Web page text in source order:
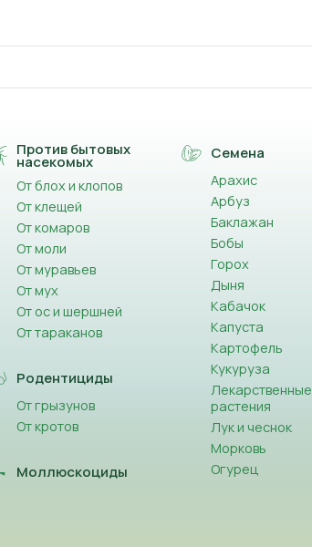
Против бытовых
насекомых
От блох и клопов
От клещей
От комаров
От моли
От муравьев
От мух
От ос и шершней
От тараканов
Родентициды
От грызунов
От кротов
Моллюскоциды
Семена
Арахис
Арбуз
Баклажан
Бобы
Горох
Дыня
Кабачок
Капуста
Картофель
Кукуруза
Лекарственные
растения
Лук и чеснок
Морковь
Огурец